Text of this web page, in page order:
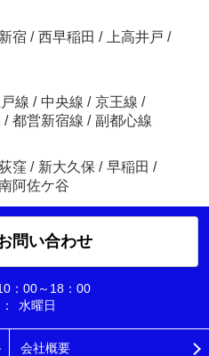
宿 / 西早稲田 / 上高井戸 /
線 / 中央線 / 京王線 /
/ 都営新宿線 / 副都心線
窪 / 新大久保 / 早稲田 /
阿佐ケ谷
問い合わせ
：00～18：00
水曜日
会社概要